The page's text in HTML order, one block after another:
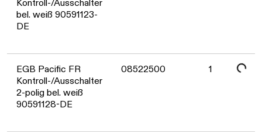
Kontroll-/Ausschalter
bel. weiß 90591123-
DE
Daten werden geladen. Bitte warten...
EGB Pacific FR
Kontroll-/Ausschalter
2-polig bel. weiß
90591128-DE
08522500 1